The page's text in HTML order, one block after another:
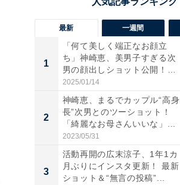
最新 一週間
1
「何て美しく端正なお顔立
ち」神崎恵、美男子すぎる次
男の顔出しショット公開！
「め...
2025/01/14
2
神崎恵、まるでカップル“高身
長”次男とのツーショット！
「綺麗なお母さんいいな」...
2023/05/31
3
活動再開の広末涼子、1年1カ
月ぶりにインスタ更新！ 最新
ショット＆“無言の投稿”...